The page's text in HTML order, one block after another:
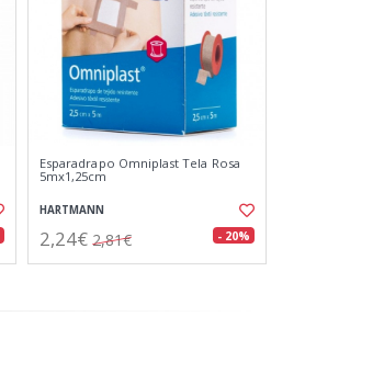
Esparadrapo Omniplast Tela Rosa
5mx1,25cm
HARTMANN
2,24€ 2,81€ - 20%